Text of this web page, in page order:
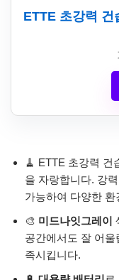
ETTE 초강력 건
🧹 ETTE 초강력 건
을 자랑합니다. 강
가능하여 다양한
🎨 미드나잇그레이
공간에서도 잘 어
족시킵니다.